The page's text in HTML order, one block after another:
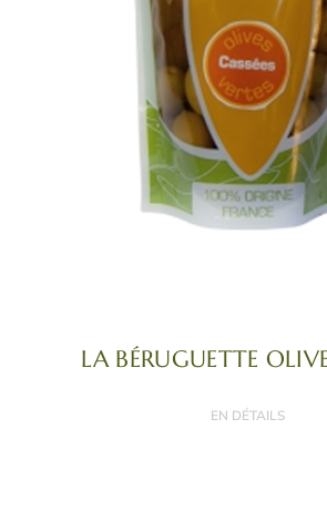
LA BÉRUGUETTE
EN DÉTAILS